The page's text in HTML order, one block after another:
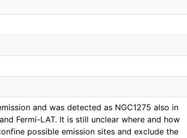
and was detected as NGC1275 also in
Fermi-LAT. It is still unclear where and how
possible emission sites and exclude the